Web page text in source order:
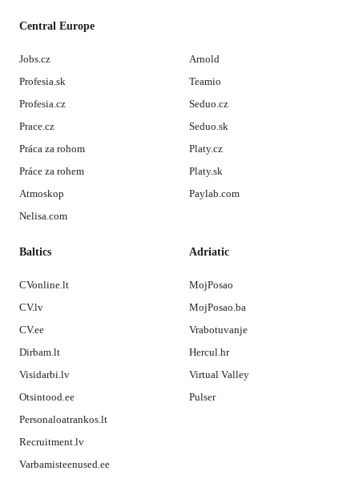
Central Europe
Jobs.cz
Profesia.sk
Profesia.cz
Prace.cz
Práca za rohom
Práce za rohem
Atmoskop
Nelisa.com
Arnold
Teamio
Seduo.cz
Seduo.sk
Platy.cz
Platy.sk
Paylab.com
Baltics
CVonline.lt
CV.lv
CV.ee
Dirbam.lt
Visidarbi.lv
Otsintood.ee
Personaloatrankos.lt
Recruitment.lv
Varbamisteenused.ee
Adriatic
MojPosao
MojPosao.ba
Vrabotuvanje
Hercul.hr
Virtual Valley
Pulser